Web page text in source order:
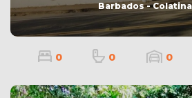
Barbados - Colatina
0 0 0